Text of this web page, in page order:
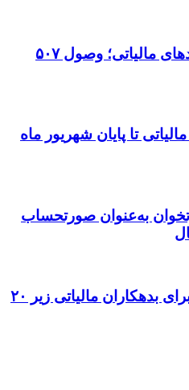
رشد ۳۲ درصدی درآمدهای مالیاتی؛ وصول ۵۰۷
تا پایان شهریور ماه
به‌عنوان صورتحساب
تمدید کارت بازرگانی برای بدهکاران مالیاتی زیر ۲۰